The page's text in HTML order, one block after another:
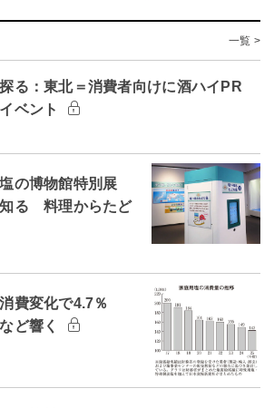
一覧 >
る：東北＝消費者向けに酒ハイPR
ベント
の博物館特別展
知る 料理からたど
費変化で4.7％
ど響く